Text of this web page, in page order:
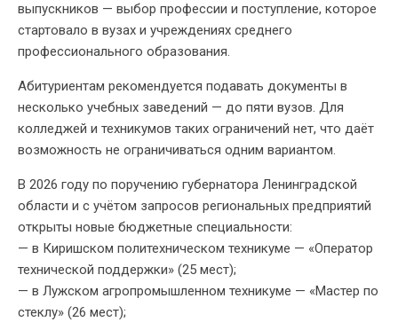
выпускников — выбор профессии и поступление, которое
стартовало в вузах и учреждениях среднего
профессионального образования.
Абитуриентам рекомендуется подавать документы в
несколько учебных заведений — до пяти вузов. Для
колледжей и техникумов таких ограничений нет, что даёт
возможность не ограничиваться одним вариантом.
В 2026 году по поручению губернатора Ленинградской
области и с учётом запросов региональных предприятий
открыты новые бюджетные специальности:
— в Киришском политехническом техникуме — «Оператор
технической поддержки» (25 мест);
— в Лужском агропромышленном техникуме — «Мастер по
стеклу» (26 мест);